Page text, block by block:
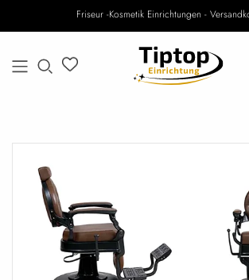
Friseur -Kosmetik Einrichtungen -